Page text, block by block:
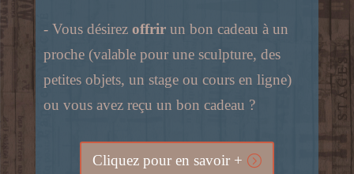
- Vous désirez offrir un bon cadeau à un
proche (valable pour une sculpture, des
petites objets, un stage ou cours en ligne)
ou vous avez reçu un bon cadeau ?
Cliquez pour en savoir +